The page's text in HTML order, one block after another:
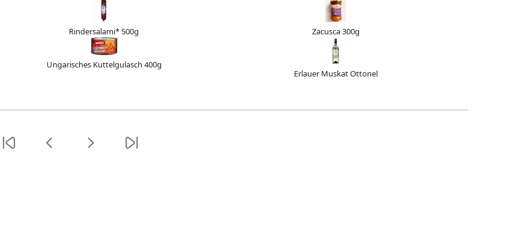
Rindersalami* 500g Zacusca 300g
Ungarisches Kuttelgulasch 400g
Erlauer Muskat Ottonel